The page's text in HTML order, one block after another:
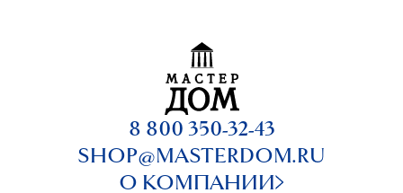
8 800 350-32-43
SHOP@MASTERDOM.RU
О КОМПАНИИ